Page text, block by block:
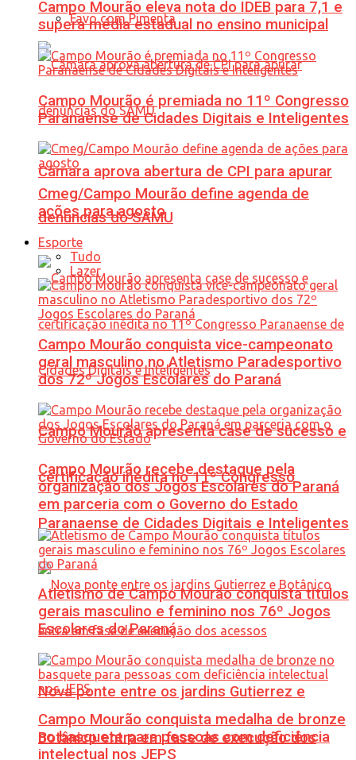
Favo com Pimenta
Câmara aprova abertura de CPI para apurar
denúncias do SAMU
Campo Mourão apresenta case de sucesso e
certificação inédita no 11º Congresso
Paranaense de Cidades Digitais e Inteligentes
Nova ponte entre os jardins Gutierrez e
Botânico entra em fase de execução dos
Campo Mourão eleva nota do IDEB para 7,1 e
supera média estadual no ensino municipal
Campo Mourão é premiada no 11º Congresso
Paranaense de Cidades Digitais e Inteligentes
Cmeg/Campo Mourão define agenda de
ações para agosto
Esporte
Tudo
Lazer
Campo Mourão conquista vice-campeonato
geral masculino no Atletismo Paradesportivo
dos 72º Jogos Escolares do Paraná
Campo Mourão recebe destaque pela
organização dos Jogos Escolares do Paraná
em parceria com o Governo do Estado
Atletismo de Campo Mourão conquista títulos
gerais masculino e feminino nos 76º Jogos
Escolares do Paraná
Campo Mourão conquista medalha de bronze
no basquete para pessoas com deficiência
intelectual nos JEPS